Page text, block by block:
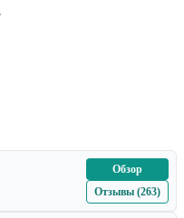
Обзор
Отзывы (263)